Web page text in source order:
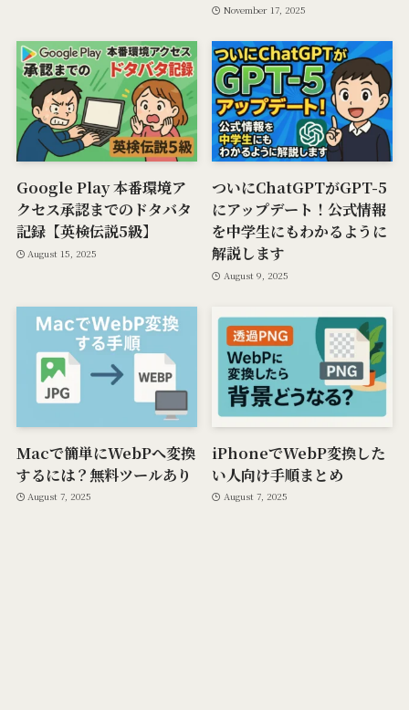
November 17, 2025
Google Play 本番環境ア
クセス承認までのドタバタ
記録【英検伝説5級】
August 15, 2025
ついにChatGPTがGPT-5
にアップデート！公式情報
を中学生にもわかるように
解説します
August 9, 2025
Macで簡単にWebPへ変換
するには？無料ツールあり
August 7, 2025
iPhoneでWebP変換した
い人向け手順まとめ
August 7, 2025